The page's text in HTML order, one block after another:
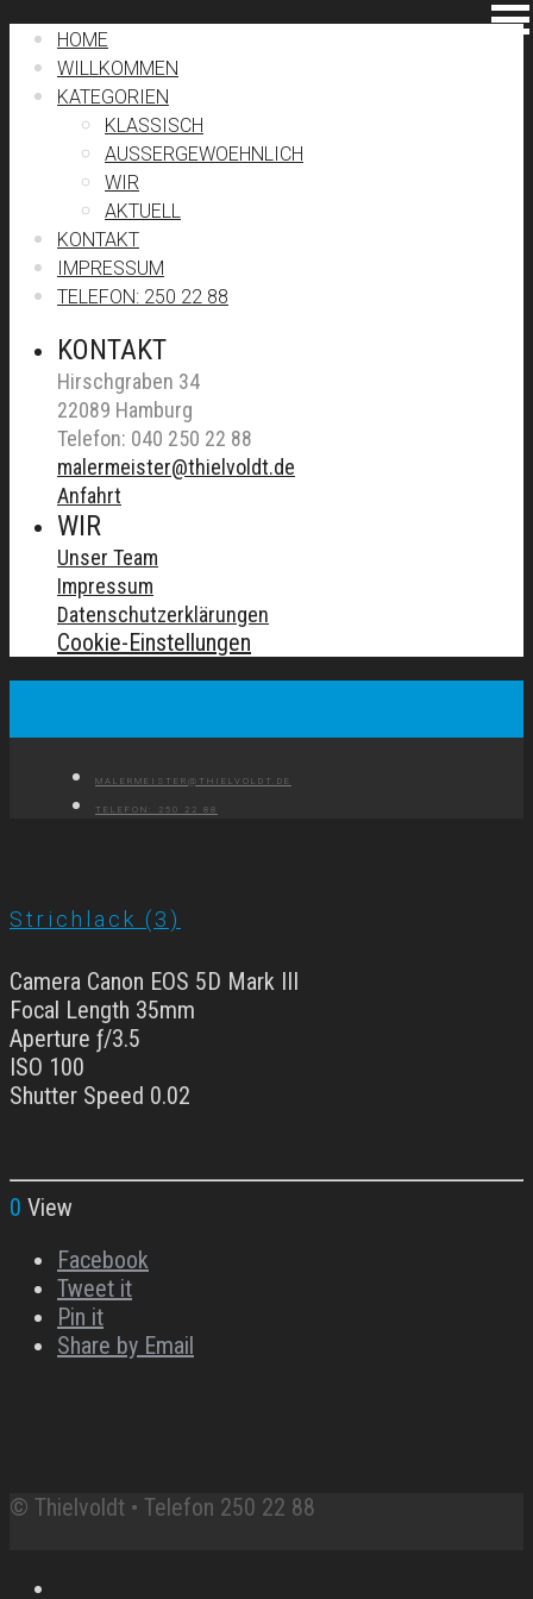
HOME
WILLKOMMEN
KATEGORIEN
KLASSISCH
AUSSERGEWOEHNLICH
WIR
AKTUELL
KONTAKT
IMPRESSUM
TELEFON: 250 22 88
KONTAKT
Hirschgraben 34
22089 Hamburg
Telefon: 040 250 22 88
malermeister@thielvoldt.de
Anfahrt
WIR
Unser Team
Impressum
Datenschutzerklärungen
Cookie-Einstellungen
MALERMEISTER@THIELVOLDT.DE
TELEFON: 250 22 88
Strichlack (3)
Camera Canon EOS 5D Mark III
Focal Length 35mm
Aperture ƒ/3.5
ISO 100
Shutter Speed 0.02
0 View
Facebook
Tweet it
Pin it
Share by Email
© Thielvoldt • Telefon 250 22 88